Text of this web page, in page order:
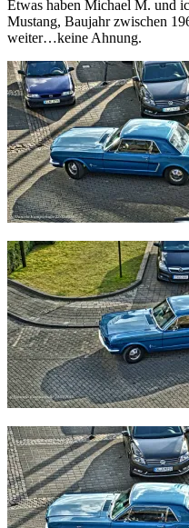
Etwas haben Michael M. und
Mustang, Baujahr zwischen
weiter…keine Ahnung.